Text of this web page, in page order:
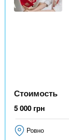
Стоимость
5 000 грн
Ровно